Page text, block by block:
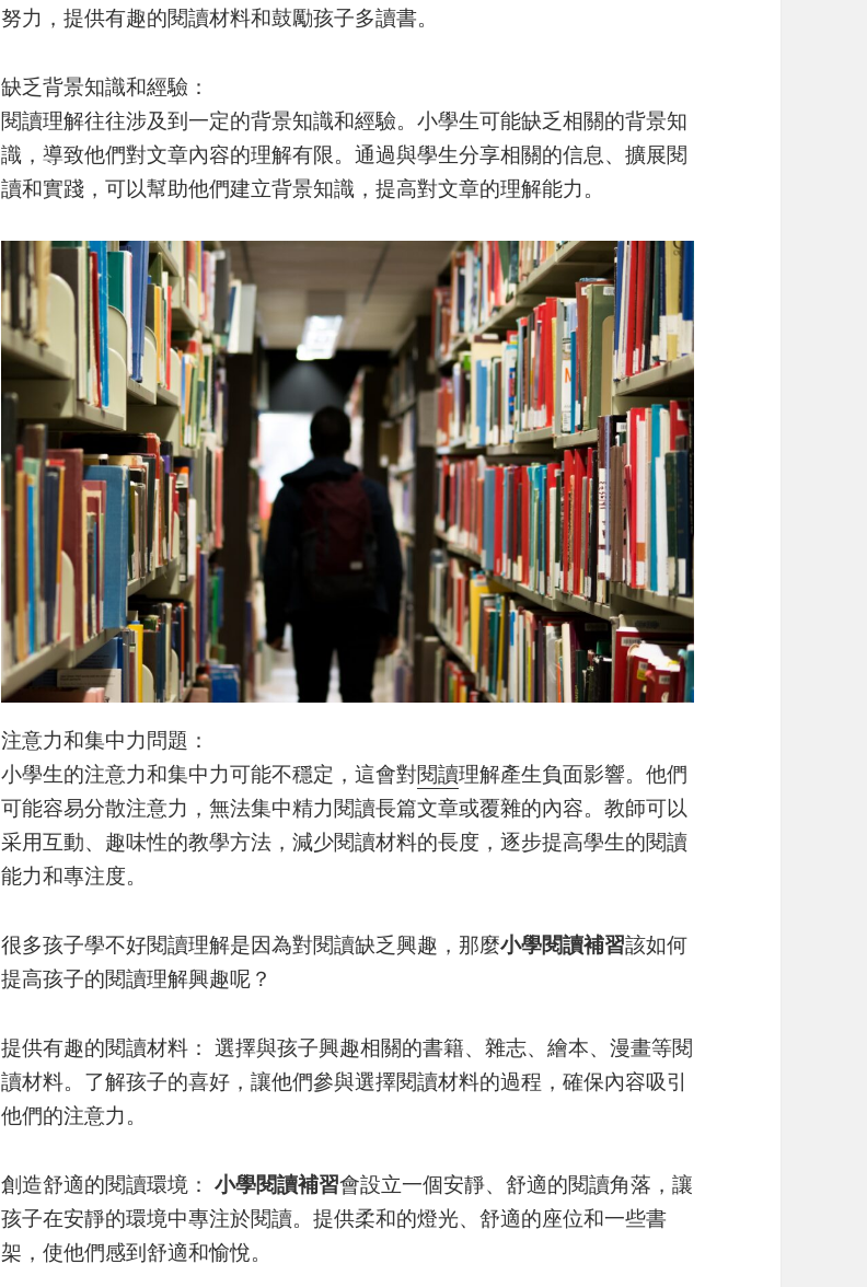
努力，提供有趣的閱讀材料和鼓勵孩子多讀書。
缺乏背景知識和經驗：
閱讀理解往往涉及到一定的背景知識和經驗。小學生可能缺乏相關的背景知
識，導致他們對文章內容的理解有限。通過與學生分享相關的信息、擴展閱
讀和實踐，可以幫助他們建立背景知識，提高對文章的理解能力。
注意力和集中力問題：
小學生的注意力和集中力可能不穩定，這會對閱讀理解產生負面影響。他們
可能容易分散注意力，無法集中精力閱讀長篇文章或覆雜的內容。教師可以
采用互動、趣味性的教學方法，減少閱讀材料的長度，逐步提高學生的閱讀
能力和專注度。
很多孩子學不好閱讀理解是因為對閱讀缺乏興趣，那麼小學閱讀補習該如何
提高孩子的閱讀理解興趣呢？
提供有趣的閱讀材料： 選擇與孩子興趣相關的書籍、雜志、繪本、漫畫等閱
讀材料。了解孩子的喜好，讓他們參與選擇閱讀材料的過程，確保內容吸引
他們的注意力。
創造舒適的閱讀環境： 小學閱讀補習會設立一個安靜、舒適的閱讀角落，讓
孩子在安靜的環境中專注於閱讀。提供柔和的燈光、舒適的座位和一些書
架，使他們感到舒適和愉悅。